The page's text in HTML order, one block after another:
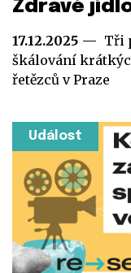
Zdravé
17.12.2025
Tři
škálování
řetězců v Praze
Událost